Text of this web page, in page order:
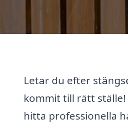
Letar du efter
kommit till rätt
hitta professionella